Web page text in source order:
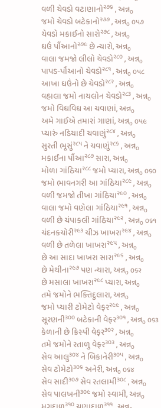
વળી ચેવડો વટાણાનો૨૭૬ , અન્ન૦
જમોચેવડો બટેકાનો૨૭૭ , અન્ન૦ ૦૫૭
ચેવડો મકાઈનો સારો૨૭૮ , અન્ન૦
ઘઉં પૌંઆનો૨૭૯ છે ન્યારો, અન્ન૦
વાલા જમજો લીલો ચેવડો૨૮૦ , અન્ન૦
પાપડ-પૌંઆનો ચેવડો૨૮૧ , અન્ન૦ ૦૫૮
આખા ઘઉંનો છે ચેવડો૨૮૨ , અન્ન૦
વહાલા જમોનાયલોન ચેવડો૨૮૩ , અન્ન૦
જમો વિધવિધ આ ચવાણાં, અન્ન૦
અમે ગાઈએ તમારાં ગાણાં, અન્ન૦ ૦૫૯
પ્યારુંનડિયાદી ચવાણું૨૮૪ , અન્ન૦
સુરતી ભૂસું૨૮૫ નેચવાણું૨૮૬ , અન્ન૦
મકાઈના પૌંઆ૨૮૭ સારા, અન્ન૦
મોળા ગાંઠિયા૨૮૮ જમો પ્યારા, અન્ન૦ ૦૬૦
જમો ભાવનગરી આ ગાંઠિયા૨૮૯ , અન્ન૦
વળી જમજોતીખા ગાંઠિયા૨૯૦ , અન્ન૦
વાલા જમોવણેલા ગાંઠિયા૨૯૧ , અન્ન૦
વળી છેચંપાકલી ગાંઠિયા૨૯૨ , અન્ન૦ ૦૬૧
ચંદનકચોરી૨૯૩ ચીઝ ખાખરા૨૯૪ , અન્ન૦
વળી છેતળેલા ખાખરા૨૯૫ , અન્ન૦
છે આસાદા ખાખરા સારા૨૯૬ , અન્ન૦
છેમેથીના૨૯૭ પણ ન્યારા, અન્ન૦ ૦૬૨
છેમસાલા ખાખરા૨૯૮ પ્યારા, અન્ન૦
તમે જમોને ભક્તિદુલારા, અન્ન૦
જમો પ્યારીટોમેટો વેફર૨૯૯ , અન્ન૦
સૂરણની૩૦૦ બટેકાની વેફર૩૦૧ , અન્ન૦ ૦૬૩
કેળાની છે ક્રિસ્પી વેફર૩૦૨ , અન્ન૦
તમે જમોનેરતાળુ વેફર૩૦૩ , અન્ન૦
સેવ આલુ૩૦૪ ને બિકાનેરી૩૦૫ , અન્ન૦
સેવ ટોમેટો૩૦૬ અનેરી, અન્ન૦ ૦૬૪
સેવ સાદી૩૦૭ સેવ રતલામી૩૦૮ , અન્ન૦
સેવ પાલખની૩૦૯ જમો સ્વામી, અન્ન૦
૩૧૦ ૩૧૧